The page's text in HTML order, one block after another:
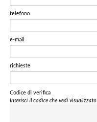
telefono
e-mail
richieste
Codice di verifica
Inserisci il codice che vedi visualizzato